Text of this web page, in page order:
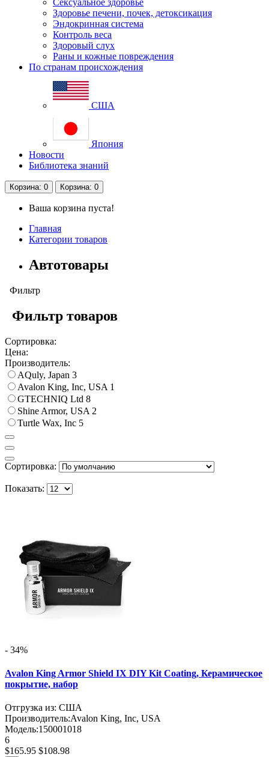
Сексуальное здоровье
Здоровье печени, почек, детоксикация
Эндокринная система
Контроль веса
Здоровый слух
Раны и кожные повреждения
По странам происхождения
США
Япония
Новости
Библиотека знаний
Корзина: 0 Корзина: 0
Ваша корзина пуста!
Главная
Категории товаров
Автотовары
Фильтр
Фильтр товаров
Сортировка:
Цена:
Производитель:
AQuly, Japan 3
Avalon King, Inc, USA 1
GTECHNIQ Ltd 8
Shine Armor, USA 2
Turtle Wax, Inc 5
Сортировка:
Показать:
- 34%
Avalon King Armor Shield IX DIY Kit Coating, Керамическое
покрытие, набор
Отгрузка из: США
Производитель:Avalon King, Inc, USA
Модель:150001018
6
$165.95 $108.98